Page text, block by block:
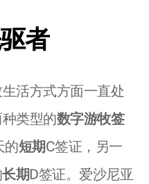
者
活方式方面一直处
类型的数字游牧签
的短期C签证，另一
长期D签证。爱沙尼亚